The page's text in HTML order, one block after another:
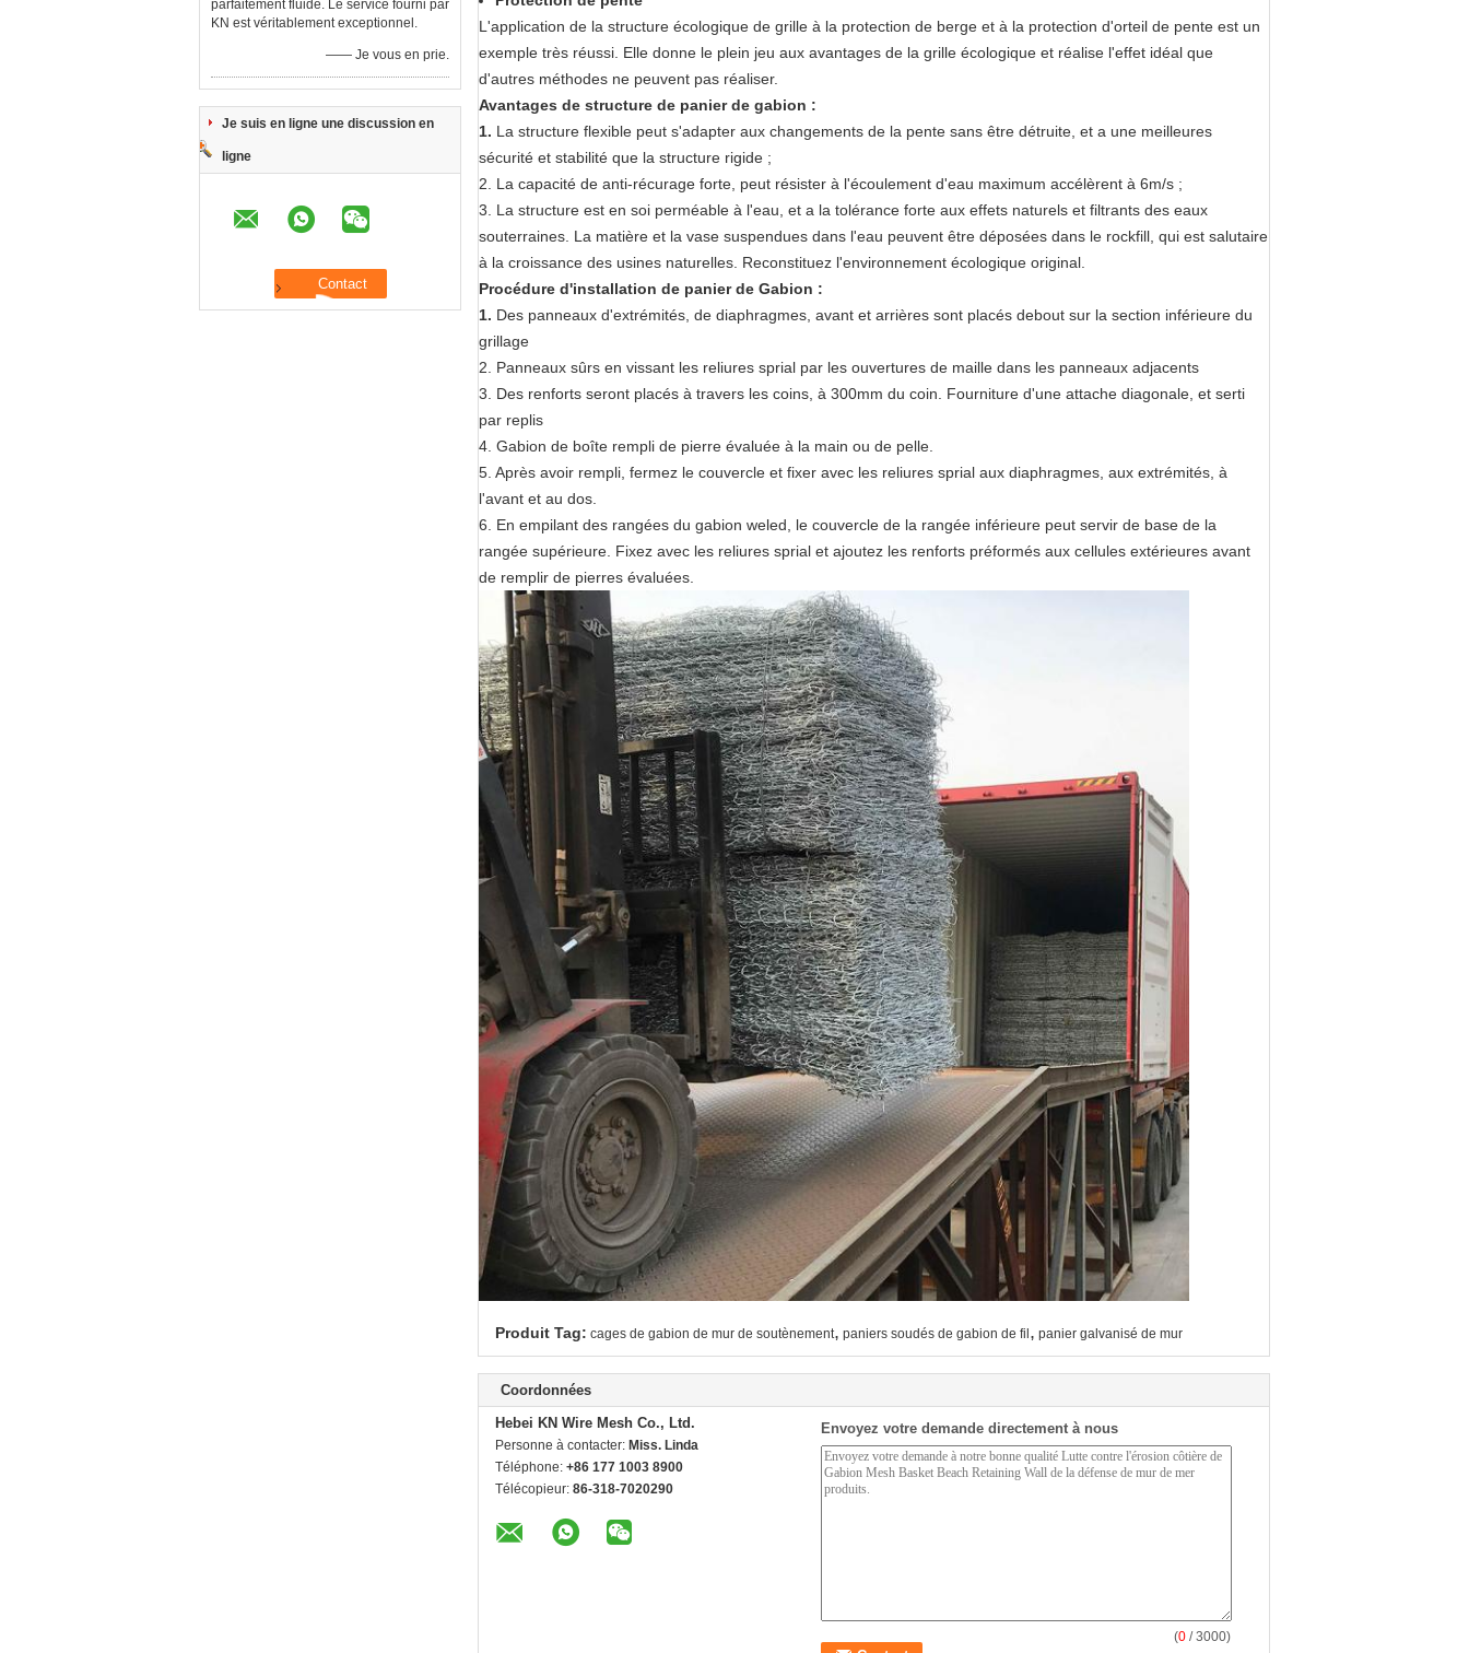
parfaitement fluide. Le service fourni par
KN est véritablement exceptionnel.
—— Je vous en prie.
Je suis en ligne une discussion en
ligne
L'application de la structure écologique de grille à la protection de berge et à la protection d'orteil de pente est un
exemple très réussi. Elle donne le plein jeu aux avantages de la grille écologique et réalise l'effet idéal que
d'autres méthodes ne peuvent pas réaliser.
Avantages de structure de panier de gabion :
1. La structure flexible peut s'adapter aux changements de la pente sans être détruite, et a une meilleures
sécurité et stabilité que la structure rigide ;
2. La capacité de anti-récurage forte, peut résister à l'écoulement d'eau maximum accélèrent à 6m/s ;
3. La structure est en soi perméable à l'eau, et a la tolérance forte aux effets naturels et filtrants des eaux
souterraines. La matière et la vase suspendues dans l'eau peuvent être déposées dans le rockfill, qui est salutaire
à la croissance des usines naturelles. Reconstituez l'environnement écologique original.
Procédure d'installation de panier de Gabion :
1. Des panneaux d'extrémités, de diaphragmes, avant et arrières sont placés debout sur la section inférieure du
grillage
2. Panneaux sûrs en vissant les reliures sprial par les ouvertures de maille dans les panneaux adjacents
3. Des renforts seront placés à travers les coins, à 300mm du coin. Fourniture d'une attache diagonale, et serti
par replis
4. Gabion de boîte rempli de pierre évaluée à la main ou de pelle.
5. Après avoir rempli, fermez le couvercle et fixer avec les reliures sprial aux diaphragmes, aux extrémités, à
l'avant et au dos.
6. En empilant des rangées du gabion weled, le couvercle de la rangée inférieure peut servir de base de la
rangée supérieure. Fixez avec les reliures sprial et ajoutez les renforts préformés aux cellules extérieures avant
de remplir de pierres évaluées.
Produit Tag: cages de gabion de mur de soutènement, paniers soudés de gabion de fil , panier galvanisé de mur
Coordonnées
Hebei KN Wire Mesh Co., Ltd.
Personne à contacter: Miss. Linda
Téléphone: +86 177 1003 8900
Télécopieur: 86-318-7020290
Envoyez votre demande directement à nous
(0 / 3000)